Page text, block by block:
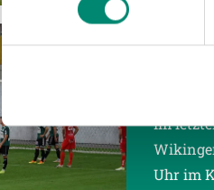
und die Zugriffe auf unsere
Weitere Details,
Im
Uhr im